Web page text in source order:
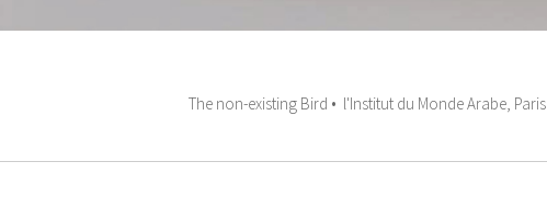
The non-existing Bird • l'Institut du Monde Arabe, Paris